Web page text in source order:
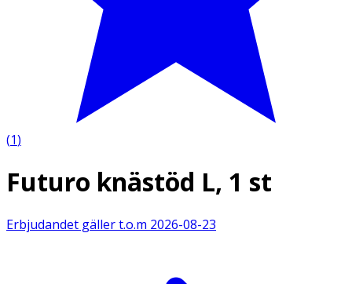
(1)
Futuro knästöd L, 1 st
Erbjudandet gäller t.o.m 2026-08-23